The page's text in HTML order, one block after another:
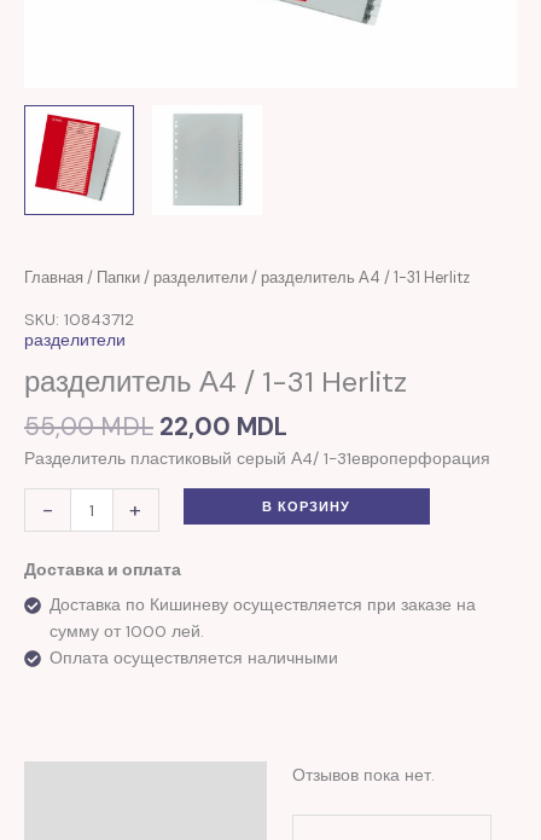
Главная / Папки/ разделители/ разделитель А4 / 1-31 Herlitz
SKU: 10843712
разделители
разделитель А4 / 1-31 Herlitz
55,00MDL
Первоначальная
22,00 MDL
Текущая
Разделитель пластиковый серый А4/ 1-31европерфорация
-
Количество
разделитель
А4
/
31
Herlitz
+ В КОРЗИНУ
Доставка и оплата
Доставка по Кишиневу осуществляется при заказе на
сумму от 1000 лей.
Оплата осуществляется наличными
Отзывов пока нет.